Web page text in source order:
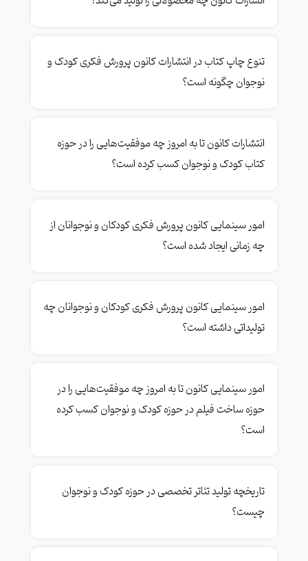
تنوع چاپ کتاب در انتشارات کانون پرورش فکری کودک و
نوجوان چگونه است؟
انتشارات کانون تا به امروز چه موفقیت‌هایی را در حوزه
کتاب کودک و نوجوان کسب کرده است؟
امور سینمایی کانون پرورش فکری کودکان و نوجوانان از
چه زمانی ایجاد شده است؟
امور سینمایی کانون پرورش فکری کودکان و نوجوانان چه
تولیداتی داشته است؟
امور سینمایی کانون تا به امروز چه موفقیت‌هایی را در
حوزه ساخت فیلم در حوزه کودک و نوجوان کسب کرده
است؟
تاریخچه تولید تئاتر تخصصی در حوزه کودک و نوجوان
چیست؟